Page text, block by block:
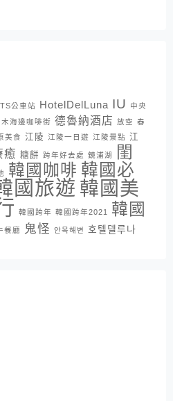
公車站 HotelDelLuna IU
中央
木海邊咖啡街 德魯納酒店 放空 春
美食 江陵 江陵一日遊 江陵景點 江
癒 糖餅 跨年好去處 鏡浦湖
閨
韓國咖啡 韓國必
國旅遊 韓國美
韓國跨年 韓國跨年2021
韓國
餐廳 鬼怪 안목해변 호텔델루나